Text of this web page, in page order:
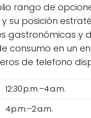
rango de
su posición
gastronómicas
consumo en un
de telefono
12:30 p.m.–4 a.m.
4 p.m.–2 a.m.